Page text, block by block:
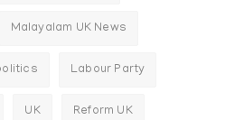
Malayalam UK News
Labour Party
UK Reform UK